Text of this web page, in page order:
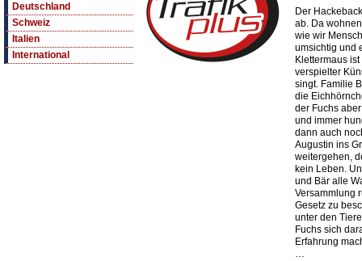
Deutschland
Schweiz
Italien
International
Der
ab. Da
wie wir
umsichtig und
Klettermaus
verspielter
singt. Familie
die
der Fuchs
und immer
dann auch
Augustin ins
weitergehen,
kein Leben.
und Bär alle
Versammlung
Gesetz zu
unter den
Fuchs sich
Erfahrung
…